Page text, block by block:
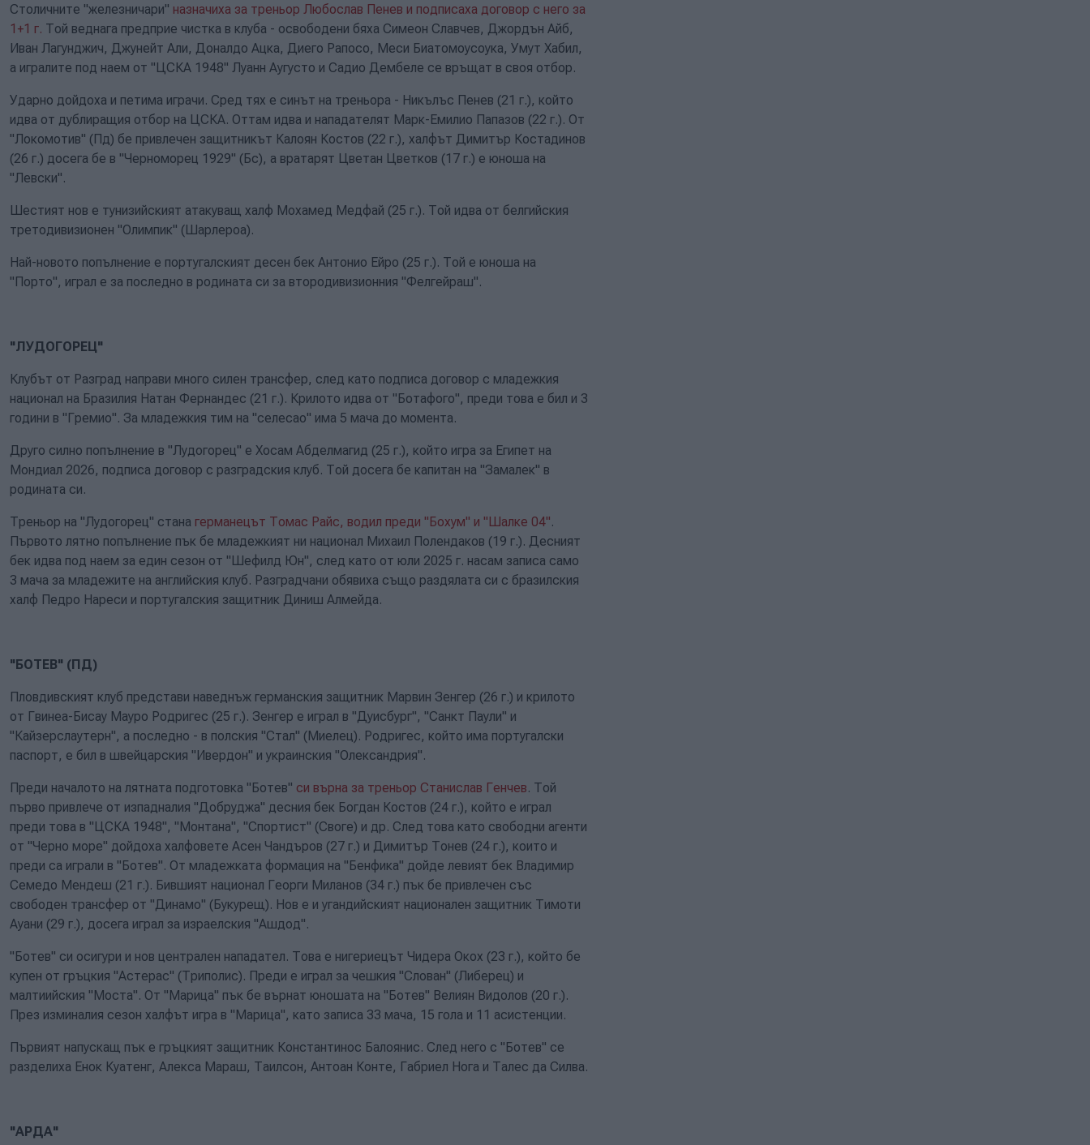
Столичните "железничари" назначиха за треньор Любослав Пенев и подписаха договор с него за
1+1 г. Той веднага предприе чистка в клуба - освободени бяха Симеон Славчев, Джордън Айб,
Иван Лагунджич, Джунейт Али, Доналдо Ацка, Диего Рапосо, Меси Биатомоусоука, Умут Хабил,
а игралите под наем от "ЦСКА 1948" Луанн Аугусто и Садио Дембеле се връщат в своя отбор.
Ударно дойдоха и петима играчи. Сред тях е синът на треньора - Никълъс Пенев (21 г.), който
идва от дублиращия отбор на ЦСКА. Оттам идва и нападателят Марк-Емилио Папазов (22 г.). От
"Локомотив" (Пд) бе привлечен защитникът Калоян Костов (22 г.), халфът Димитър Костадинов
(26 г.) досега бе в "Черноморец 1929" (Бс), а вратарят Цветан Цветков (17 г.) е юноша на
"Левски".
Шестият нов е тунизийският атакуващ халф Мохамед Медфай (25 г.). Той идва от белгийския
третодивизионен "Олимпик" (Шарлероа).
Най-новото попълнение е португалският десен бек Антонио Ейро (25 г.). Той е юноша на
"Порто", играл е за последно в родината си за втородивизионния "Фелгейраш".
"ЛУДОГОРЕЦ"
Клубът от Разград направи много силен трансфер, след като подписа договор с младежкия
национал на Бразилия Натан Фернандес (21 г.). Крилото идва от "Ботафого", преди това е бил и 3
години в "Гремио". За младежкия тим на "селесао" има 5 мача до момента.
Друго силно попълнение в "Лудогорец" е Хосам Абделмагид (25 г.), който игра за Египет на
Мондиал 2026, подписа договор с разградския клуб. Той досега бе капитан на "Замалек" в
родината си.
Треньор на "Лудогорец" стана германецът Томас Райс, водил преди "Бохум" и "Шалке 04".
Първото лятно попълнение пък бе младежкият ни национал Михаил Полендаков (19 г.). Десният
бек идва под наем за един сезон от "Шефилд Юн", след като от юли 2025 г. насам записа само
3 мача за младежите на английския клуб. Разградчани обявиха също раздялата си с бразилския
халф Педро Нареси и португалския защитник Диниш Алмейда.
"БОТЕВ" (ПД)
Пловдивският клуб представи наведнъж германския защитник Марвин Зенгер (26 г.) и крилото
от Гвинеа-Бисау Мауро Родригес (25 г.). Зенгер е играл в "Дуисбург", "Санкт Паули" и
"Кайзерслаутерн", а последно - в полския "Стал" (Миелец). Родригес, който има португалски
паспорт, е бил в швейцарския "Ивердон" и украинския "Олександрия".
Преди началото на лятната подготовка "Ботев" си върна за треньор Станислав Генчев. Той
първо привлече от изпадналия "Добруджа" десния бек Богдан Костов (24 г.), който е играл
преди това в "ЦСКА 1948", "Монтана", "Спортист" (Своге) и др. След това като свободни агенти
от "Черно море" дойдоха халфовете Асен Чандъров (27 г.) и Димитър Тонев (24 г.), които и
преди са играли в "Ботев". От младежката формация на "Бенфика" дойде левият бек Владимир
Семедо Мендеш (21 г.). Бившият национал Георги Миланов (34 г.) пък бе привлечен със
свободен трансфер от "Динамо" (Букурещ). Нов е и угандийският национален защитник Тимоти
Ауани (29 г.), досега играл за израелския "Ашдод".
"Ботев" си осигури и нов централен нападател. Това е нигериецът Чидера Окох (23 г.), който бе
купен от гръцкия "Астерас" (Триполис). Преди е играл за чешкия "Слован" (Либерец) и
малтиийския "Моста". От "Марица" пък бе върнат юношата на "Ботев" Велиян Видолов (20 г.).
През изминалия сезон халфът игра в "Марица", като записа 33 мача, 15 гола и 11 асистенции.
Първият напускащ пък е гръцкият защитник Константинос Балоянис. След него с "Ботев" се
разделиха Енок Куатенг, Алекса Мараш, Таилсон, Антоан Конте, Габриел Нога и Талес да Силва.
"АРДА"